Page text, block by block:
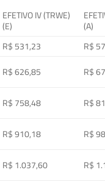
EFETIVO IV (TRWE)
(E)
(A)
R$ 531,23 R$
R$ 626,85 R$
R$ 758,48 R$
R$ 910,18 R$
R$ 1.037,60 R$